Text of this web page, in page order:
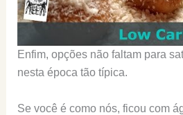
Enfim, opções não faltam para
nesta época tão típica.
Se você é como nós, ficou com